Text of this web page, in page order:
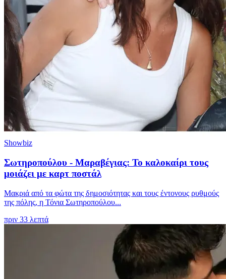
Showbiz
Σωτηροπούλου - Μαραβέγιας: Το καλοκαίρι τους
μοιάζει με καρτ ποστάλ
Μακριά από τα φώτα της δημοσιότητας και τους έντονους ρυθμούς
της πόλης, η Τόνια Σωτηροπούλου...
πριν 33 λεπτά